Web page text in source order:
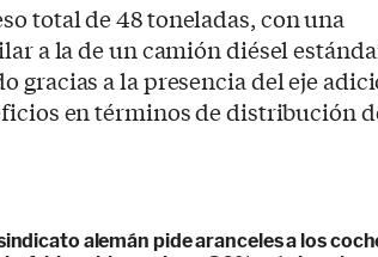
total de 48 toneladas, con una
a la de un camión diésel
gracias a la presencia del eje
en términos de distribución
alemán pide aranceles a los